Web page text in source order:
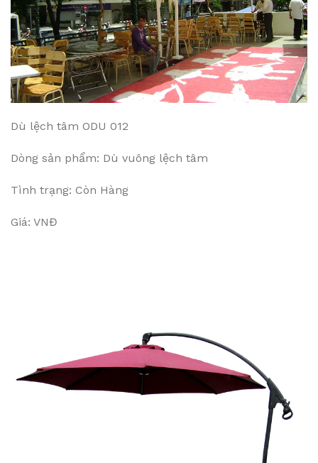
Dù lệch tâm ODU 012
Dòng sản phẩm: Dù vuông lệch tâm
Tình trạng: Còn Hàng
Giá: VNĐ